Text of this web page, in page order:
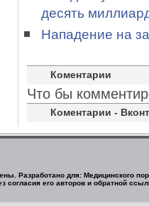
десять
Нападение на
Коментарии
Что бы
Коментарии -
Разработано для: Медицинского
согласия его авторов и обратной